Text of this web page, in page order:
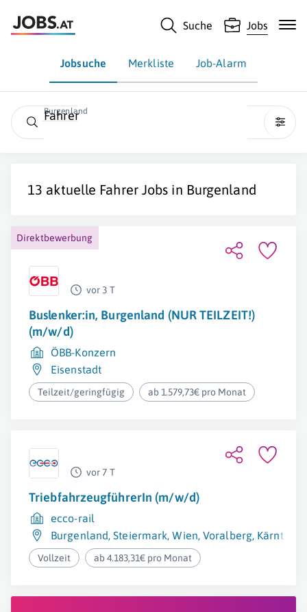
Suche Jobs
Jobsuche Merkliste Job-Alarm
Burgenland
Fahrer
13 aktuelle FahrerJobs in Burgenland
Direktbewerbung
vor 3 T
Buslenker:in, Burgenland (NUR TEILZEIT!)
(m/w/d)
ÖBB-Konzern
Eisenstadt
Teilzeit/geringfügig ab 1.579,73€ pro Monat
vor 7 T
TriebfahrzeugführerIn (m/w/d)
ecco-rail
Burgenland,Steiermark,Wien,Voralberg, Kärnten
Vollzeit ab 4.183,31€ pro Monat